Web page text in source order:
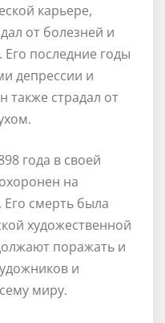
карьере,
от болезней и
Его последние годы
депрессии и
также страдал от
года в своей
на
смерть была
художественной
поражать и
и
миру.